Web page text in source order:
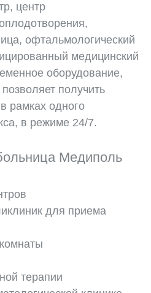
центр
офтальмологический
медицинский
оборудование,
получить
рамках одного
в режиме 24/7.
Медиполь
для приема
терапии